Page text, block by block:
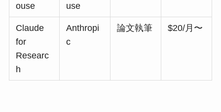
ouse
use
Claude
for
Researc
h
Anthropi
c
論文執筆 $20/月〜